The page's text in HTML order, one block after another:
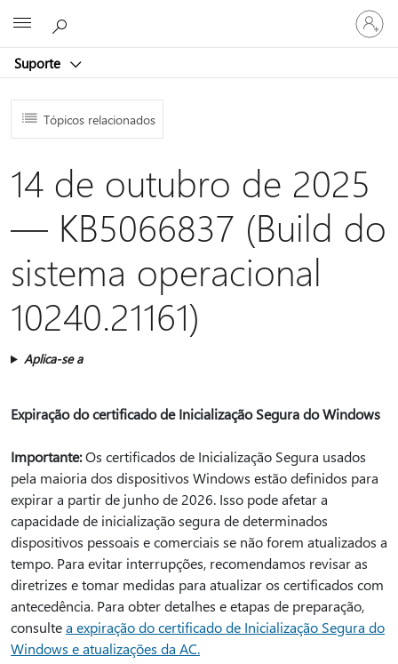
Suporte
Entre
em
sua
Tópicos relacionados
14 de outubro de 2025
— KB5066837 (Build do
sistema operacional
10240.21161)
Aplica-se a
Expiração do certificado de Inicialização Segura do Windows
Importante:Os certificados de Inicialização Segura usados
pela maioria dos dispositivos Windows estão definidos para
expirar a partir de junho de 2026. Isso pode afetar a
capacidade de inicialização segura de determinados
dispositivos pessoais e comerciais se não forem atualizados a
tempo. Para evitar interrupções, recomendamos revisar as
diretrizes e tomar medidas para atualizar os certificados com
antecedência. Para obter detalhes e etapas de preparação,
consultea expiração do certificado de Inicialização Segura do
Windows e atualizações da AC.